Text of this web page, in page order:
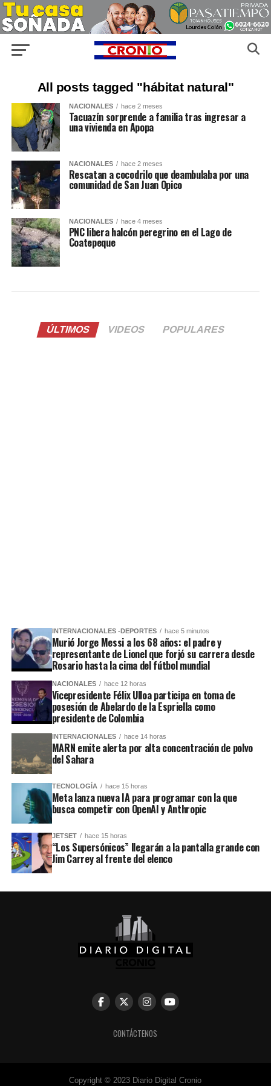
All posts tagged "hábitat natural"
NACIONALES hace 2 meses
Tacuazín sorprende a familia tras ingresar a
una vivienda en Apopa
NACIONALES hace 2 meses
Rescatan a cocodrilo que deambulaba por una
comunidad de San Juan Opico
NACIONALES hace 4 meses
PNC libera halcón peregrino en el Lago de
Coatepeque
ÚLTIMOS VIDEOS POPULARES
INTERNACIONALES -DEPORTES hace 5 minutos
Murió Jorge Messi a los 68 años: el padre y
representante de Lionel que forjó su carrera desde
Rosario hasta la cima del fútbol mundial
NACIONALES hace 12 horas
Vicepresidente Félix Ulloa participa en toma de
posesión de Abelardo de la Espriella como
presidente de Colombia
INTERNACIONALES hace 14 horas
MARN emite alerta por alta concentración de polvo
del Sahara
TECNOLOGÍA hace 15 horas
Meta lanza nueva IA para programar con la que
busca competir con OpenAI y Anthropic
JETSET hace 15 horas
“Los Supersónicos” llegarán a la pantalla grande con
Jim Carrey al frente del elenco
CONTÁCTENOS
Copyright © 2023 Diario Digital Cronio